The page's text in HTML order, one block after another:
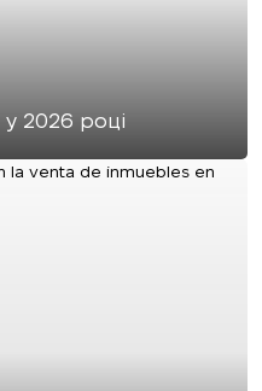
у 2026 році